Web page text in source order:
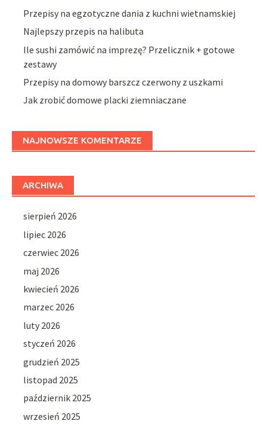
Przepisy na egzotyczne dania z kuchni wietnamskiej
Najlepszy przepis na halibuta
Ile sushi zamówić na imprezę? Przelicznik + gotowe
zestawy
Przepisy na domowy barszcz czerwony z uszkami
Jak zrobić domowe placki ziemniaczane
NAJNOWSZE KOMENTARZE
ARCHIWA
sierpień 2026
lipiec 2026
czerwiec 2026
maj 2026
kwiecień 2026
marzec 2026
luty 2026
styczeń 2026
grudzień 2025
listopad 2025
październik 2025
wrzesień 2025